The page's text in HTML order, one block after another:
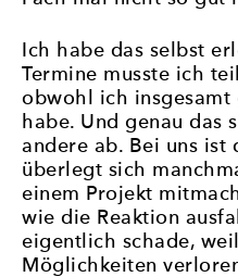
Ich habe das selbst
Termine musste ich
obwohl ich
habe. Und genau das
andere ab. Bei uns ist
überlegt sich
einem Projekt
wie die Reaktion
eigentlich schade,
Möglichkeiten